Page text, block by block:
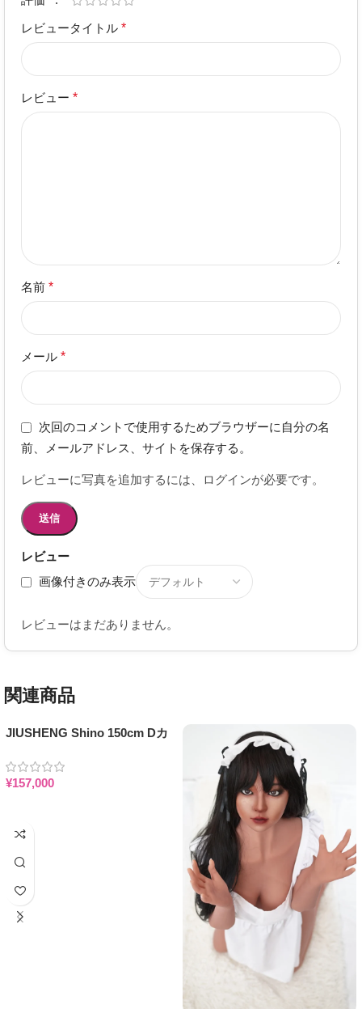
レビュー
画像付きのみ表示
レビューはまだありません。
レビュータイトル *
レビュー *
名前 *
メール *
次回のコメントで使用するためブラウザーに自分の名
前、メールアドレス、サイトを保存する。
レビューに写真を追加するには、ログインが必要です。
関連商品
JIUSHENG Shino 150cm Dカ
リコンヘッド+TPEボディ ラブ
ドール
¥157,000